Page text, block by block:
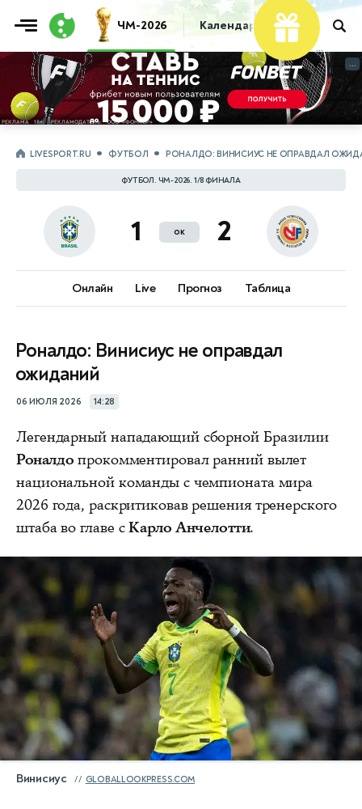
ЧМ-2026 Календарь Таблица
...
...
LIVESPORT.RU ФУТБОЛ РОНАЛДО: ВИНИСИУС НЕ ОПРАВДАЛ
ФУТБОЛ. ЧМ-2026. 1/8 ФИНАЛА
1 ок 2
Онлайн Live Прогноз Таблица
Роналдо: Винисиус не оправдал
ожиданий
06 ИЮЛЯ 2026 14:28
Легендарный нападающий сборной Бразилии
Роналдо прокомментировал ранний вылет
национальной команды с чемпионата мира
2026 года, раскритиковав решения тренерского
штаба во главе сКарло Анчелотти.
Винисиус GLOBALLOOKPRESS.COM